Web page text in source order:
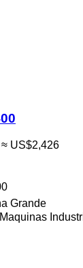
≈ US$2,426
Grande